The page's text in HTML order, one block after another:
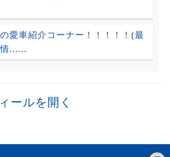
愛車紹介コーナー！！！！！(最
......
ールを開く